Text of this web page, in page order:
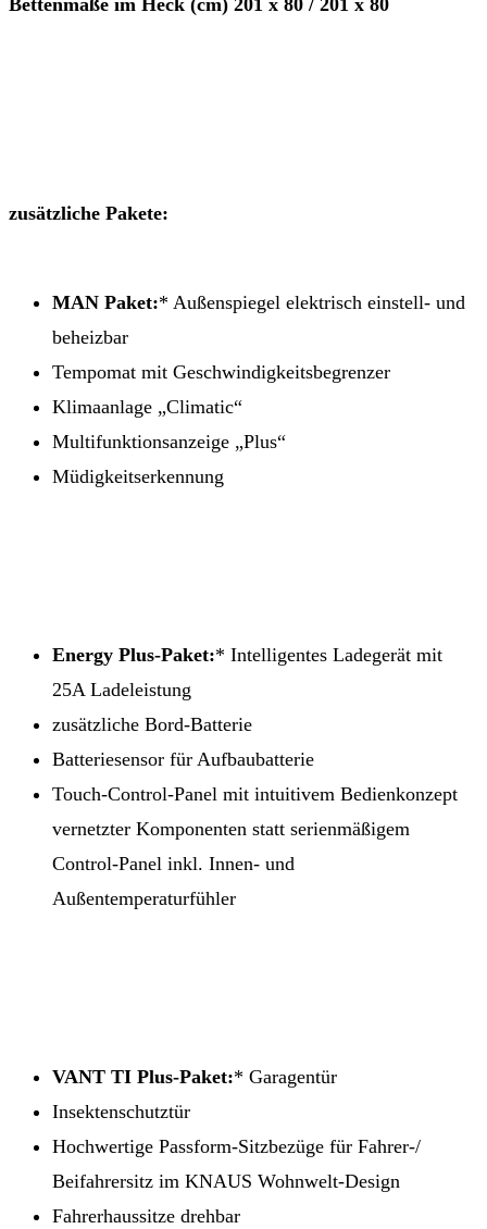
Bettenmaße im Heck (cm) 201 x 80 / 201 x 80
zusätzliche Pakete:
MAN Paket:* Außenspiegel elektrisch einstell- und
beheizbar
Tempomat mit Geschwindigkeitsbegrenzer
Klimaanlage „Climatic“
Multifunktionsanzeige „Plus“
Müdigkeitserkennung
Energy Plus-Paket:* Intelligentes Ladegerät mit
25A Ladeleistung
zusätzliche Bord-Batterie
Batteriesensor für Aufbaubatterie
Touch-Control-Panel mit intuitivem Bedienkonzept
vernetzter Komponenten statt serienmäßigem
Control-Panel inkl. Innen- und
Außentemperaturfühler
VANT TI Plus-Paket:* Garagentür
Insektenschutztür
Hochwertige Passform-Sitzbezüge für Fahrer-/
Beifahrersitz im KNAUS Wohnwelt-Design
Fahrerhaussitze drehbar